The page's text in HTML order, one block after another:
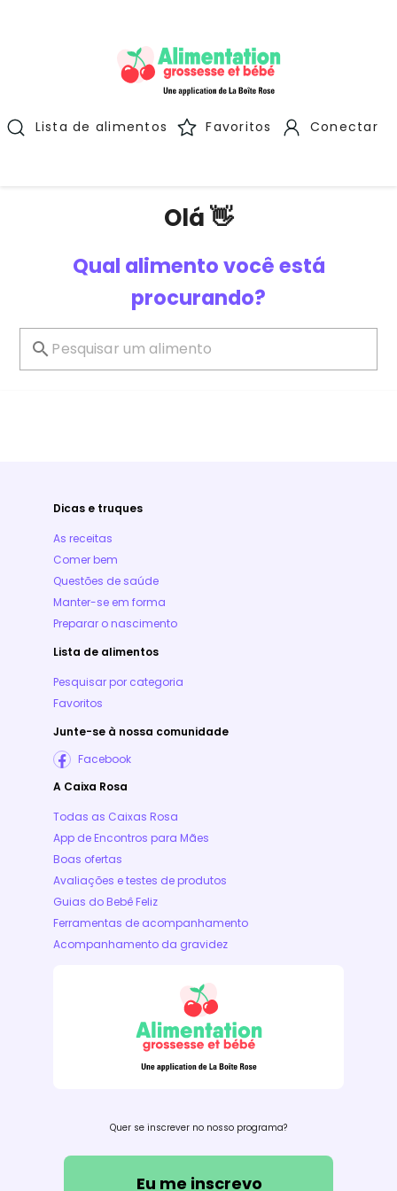
Lista de alimentos Favoritos Conectar
Olá 👋
Qual alimento você está
procurando?
Dicas e truques
As receitas
Comer bem
Questões de saúde
Manter-se em forma
Preparar o nascimento
Lista de alimentos
Pesquisar por categoria
Favoritos
Junte-se à nossa comunidade
Facebook
A Caixa Rosa
Todas as Caixas Rosa
App de Encontros para Mães
Boas ofertas
Avaliações e testes de produtos
Guias do Bebê Feliz
Ferramentas de acompanhamento
Acompanhamento da gravidez
Quer se inscrever no nosso programa?
Eu me inscrevo